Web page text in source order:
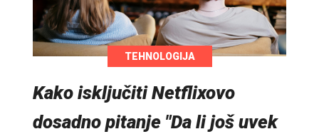
TEHNOLOGIJA
Kako isključiti Netflixovo
dosadno pitanje "Da li još uvek